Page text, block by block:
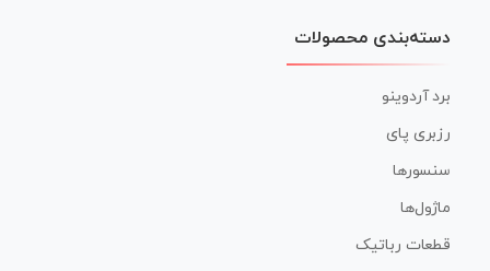
دسته‌بندی محصولات
برد آردوینو
رزبری پای
سنسورها
ماژول‌ها
قطعات رباتیک